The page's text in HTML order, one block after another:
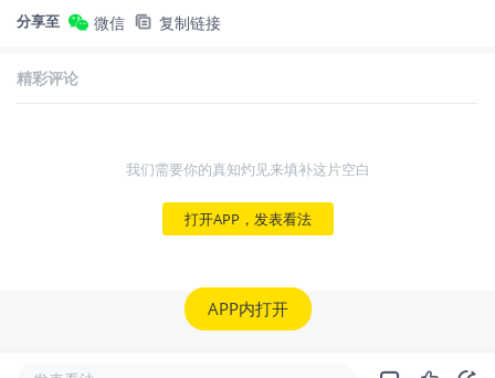
分享至 微信 复制链接
精彩评论
我们需要你的真知灼见来填补这片空白
打开APP，发表看法
APP内打开